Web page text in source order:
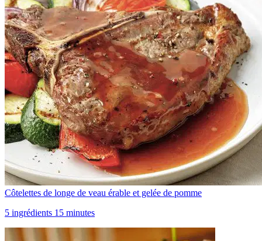
Côtelettes de longe de veau érable et gelée de pomme
5 ingrédients 15 minutes